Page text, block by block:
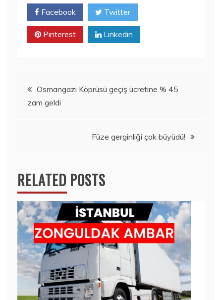
Facebook Twitter
Pinterest Linkedin
Yazı
gezinmesi
Osmangazi Köprüsü geçiş ücretine % 45
zam geldi
Füze gerginliği çok büyüdü!
RELATED POSTS